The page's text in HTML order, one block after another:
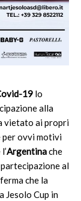
19 lo
alla
vietato ai propri
per ovvi motivi
Argentinache
al
che la
Jesolo Cup in